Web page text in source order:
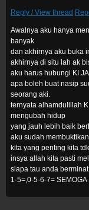
Reply / View thread
Awalnya aku hanya
banyak
dan akhirnya aku buka
akhirnya di situ lah ak
aku harus hubungi KI
apa boleh buat nasip
seorang aki.
ternyata alhamdulillah
mengubah hidup
yang jauh lebih baik
aku sudah
kita yang penting kita
insya allah kita pasti
siapa tau anda
1-5=,0-5-6-7= SEMOGA